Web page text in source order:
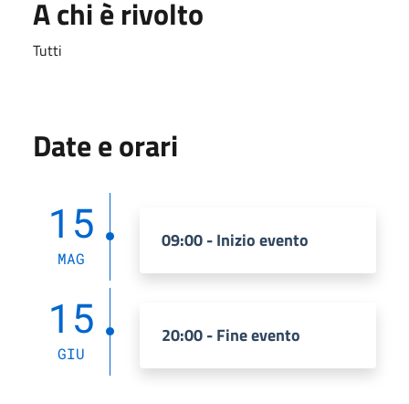
A chi è rivolto
Tutti
Date e orari
15
MAG
09:00 - Inizio evento
15
GIU
20:00 - Fine evento